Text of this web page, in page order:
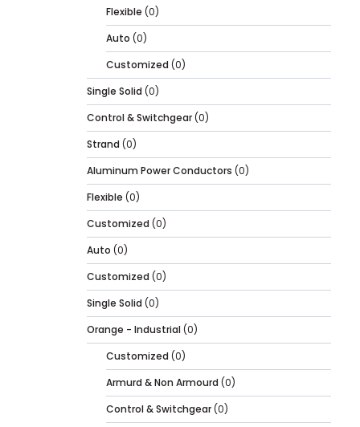
Flexible (0)
Auto (0)
Customized (0)
Single Solid (0)
Control & Switchgear(0)
Strand (0)
Aluminum Power Conductors (0)
Flexible (0)
Customized (0)
Auto (0)
Customized (0)
Single Solid (0)
Orange - Industrial(0)
Customized (0)
Armurd & Non Armourd (0)
Control & Switchgear(0)